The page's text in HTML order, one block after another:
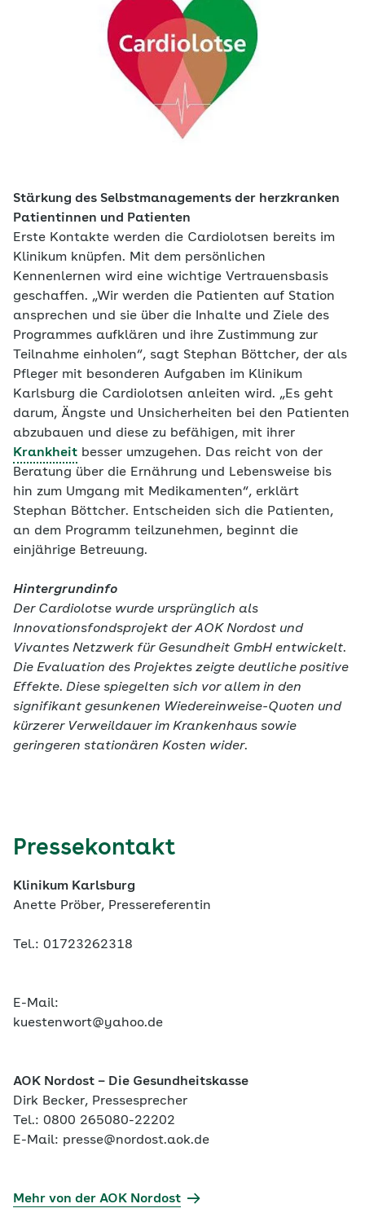
Stärkung des Selbstmanagements der herzkranken
Patientinnen und Patienten
Erste Kontakte werden die Cardiolotsen bereits im
Klinikum knüpfen. Mit dem persönlichen
Kennenlernen wird eine wichtige Vertrauensbasis
geschaffen. „Wir werden die Patienten auf Station
ansprechen und sie über die Inhalte und Ziele des
Programmes aufklären und ihre Zustimmung zur
Teilnahme einholen“, sagt Stephan Böttcher, der als
Pfleger mit besonderen Aufgaben im Klinikum
Karlsburg die Cardiolotsen anleiten wird. „Es geht
darum, Ängste und Unsicherheiten bei den Patienten
abzubauen und diese zu befähigen, mit ihrer
Krankheit besser umzugehen. Das reicht von der
Beratung über die Ernährung und Lebensweise bis
hin zum Umgang mit Medikamenten“, erklärt
Stephan Böttcher. Entscheiden sich die Patienten,
an dem Programm teilzunehmen, beginnt die
einjährige Betreuung.
Hintergrundinfo
Der Cardiolotse wurde ursprünglich als
Innovationsfondsprojekt der AOK Nordost und
Vivantes Netzwerk für Gesundheit GmbH entwickelt.
Die Evaluation des Projektes zeigte deutliche positive
Effekte. Diese spiegelten sich vor allem in den
signifikant gesunkenen Wiedereinweise-Quoten und
kürzerer Verweildauer im Krankenhaus sowie
geringeren stationären Kosten wider.
Pressekontakt
Klinikum Karlsburg
Anette Pröber, Pressereferentin
Tel.: 01723262318
E-Mail:
kuestenwort@yahoo.de
AOK Nordost – Die Gesundheitskasse
Dirk Becker, Pressesprecher
Tel.: 0800 265080-22202
E-Mail: presse@nordost.aok.de
Mehr von der AOK Nordost